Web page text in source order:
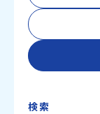
検索